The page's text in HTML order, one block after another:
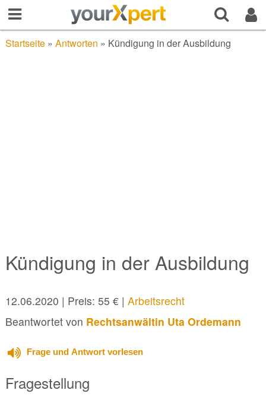
Startseite» Antworten » Kündigung in der Ausbildung
Kündigung in der Ausbildung
12.06.2020 | Preis: 55 € | Arbeitsrecht
Beantwortet von Rechtsanwältin Uta Ordemann
Frage und Antwort vorlesen
Fragestellung